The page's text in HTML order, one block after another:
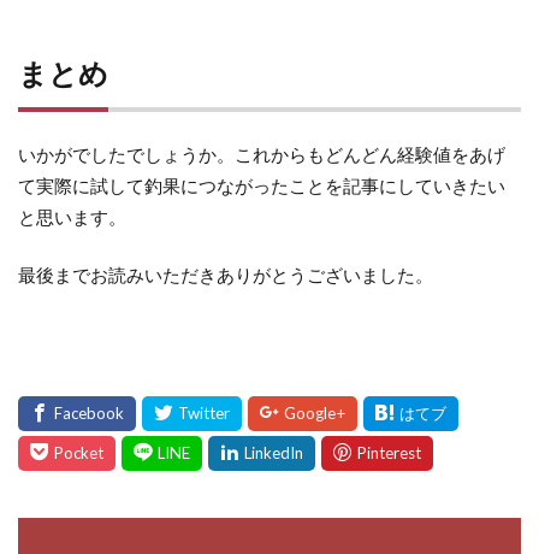
まとめ
いかがでしたでしょうか。これからもどんどん経験値をあげ
て実際に試して釣果につながったことを記事にしていきたい
と思います。
最後までお読みいただきありがとうございました。